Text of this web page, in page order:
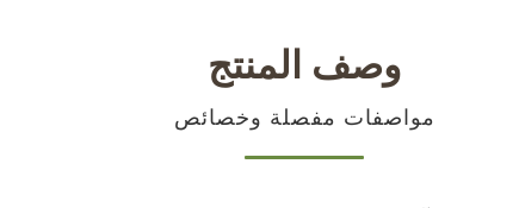
وصف المنتج
مواصفات مفصلة وخصائص